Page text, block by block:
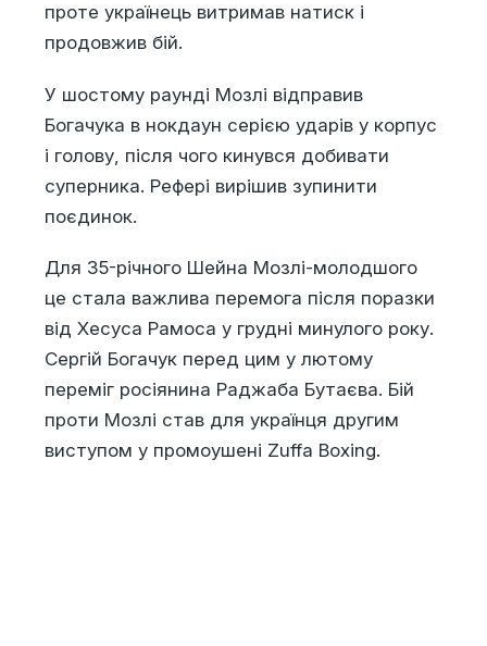
проте українець витримав натиск і
продовжив бій.
У шостому раунді Мозлі відправив
Богачука в нокдаун серією ударів у корпус
і голову, після чого кинувся добивати
суперника. Рефері вирішив зупинити
поєдинок.
Для 35-річного Шейна Мозлі-молодшого
це стала важлива перемога після поразки
від Хесуса Рамоса у грудні минулого року.
Сергій Богачук перед цим у лютому
переміг росіянина Раджаба Бутаєва. Бій
проти Мозлі став для українця другим
виступом у промоушені Zuffa Boxing.